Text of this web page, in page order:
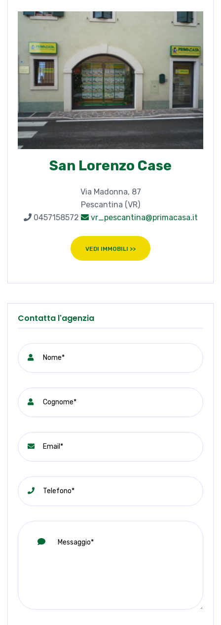
San Lorenzo Case
Via Madonna, 87
Pescantina (VR)
0457158572
vr_pescantina@primacasa.it
VEDI IMMOBILI >>
Contatta l'agenzia